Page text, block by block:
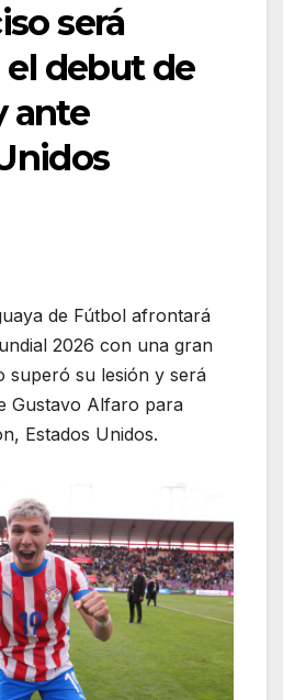
será
debut de
ante
de Fútbol afrontará
2026 con una gran
superó su lesión y será
Gustavo Alfaro para
Estados Unidos.